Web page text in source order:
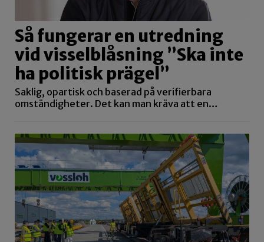
Så fungerar en utredning
vid visselblåsning ”Ska inte
ha politisk prägel”
Saklig, opartisk och baserad på verifierbara
omständigheter. Det kan man kräva att en…